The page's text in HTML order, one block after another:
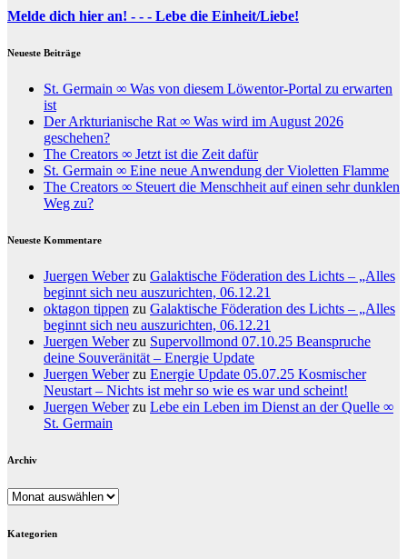
Melde dich hier an! - - - Lebe die Einheit/Liebe!
Neueste Beiträge
St. Germain ∞ Was von diesem Löwentor-Portal zu erwarten
ist
Der Arkturianische Rat ∞ Was wird im August 2026
geschehen?
The Creators ∞ Jetzt ist die Zeit dafür
St. Germain ∞ Eine neue Anwendung der Violetten Flamme
The Creators ∞ Steuert die Menschheit auf einen sehr dunklen
Weg zu?
Neueste Kommentare
Juergen Weberzu Galaktische Föderation des Lichts – „Alles
beginnt sich neu auszurichten, 06.12.21
oktagon tippen zu Galaktische Föderation des Lichts – „Alles
beginnt sich neu auszurichten, 06.12.21
Juergen Weberzu Supervollmond 07.10.25 Beanspruche
deine Souveränität – Energie Update
Juergen Weberzu Energie Update 05.07.25 Kosmischer
Neustart – Nichts ist mehr so wie es war und scheint!
Juergen Weberzu Lebe ein Leben im Dienst an der Quelle ∞
St. Germain
Archiv
Archiv
Kategorien